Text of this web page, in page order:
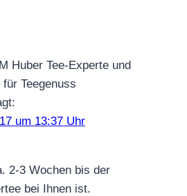
um 13:37 Uhr
2-3 Wochen bis der
bei Ihnen ist.